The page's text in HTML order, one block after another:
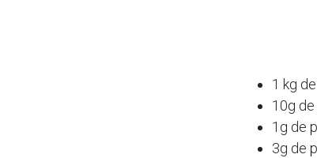
1 kg
10g de
1g de
3g de